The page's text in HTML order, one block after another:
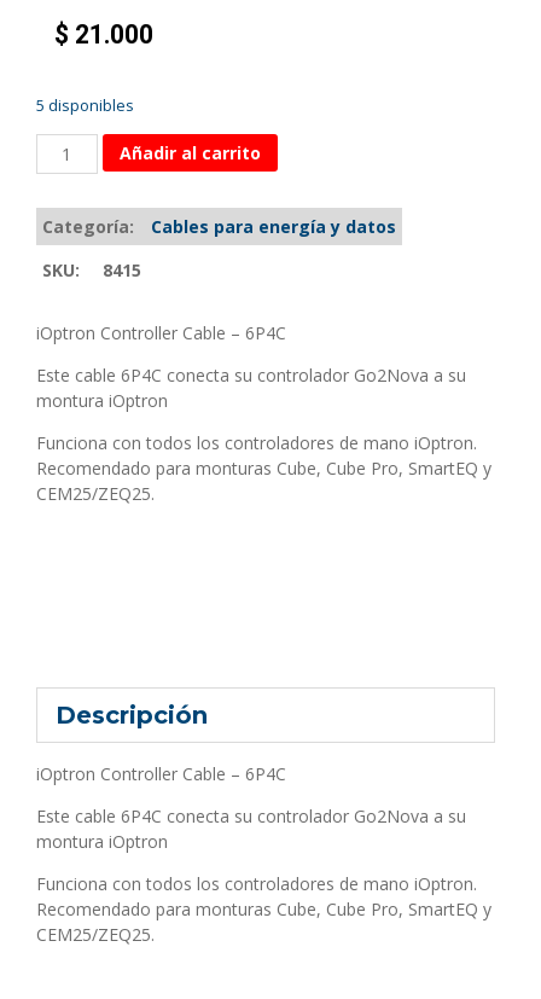
$ 21.000
5 disponibles
Añadir al carrito
Categoría:
Cables para energía y datos
SKU:
8415
iOptron Controller Cable – 6P4C
Este cable 6P4C conecta su controlador Go2Nova a su
montura iOptron
Funciona con todos los controladores de mano iOptron.
Recomendado para monturas Cube, Cube Pro, SmartEQ y
CEM25/ZEQ25.
Descripción
iOptron Controller Cable – 6P4C
Este cable 6P4C conecta su controlador Go2Nova a su
montura iOptron
Funciona con todos los controladores de mano iOptron.
Recomendado para monturas Cube, Cube Pro, SmartEQ y
CEM25/ZEQ25.